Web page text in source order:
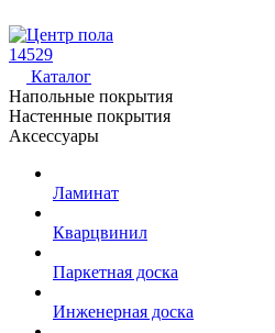
14529
Каталог
Напольные покрытия
Настенные покрытия
Аксессуары
Ламинат
Кварцвинил
Паркетная доска
Инженерная доска